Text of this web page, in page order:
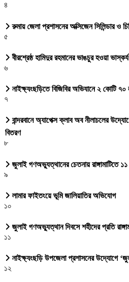
৪
রুমায় জেলা প্রশাসনের অক্সিজেন সিলিন্ডার ও
৫
বীরশ্রেষ্ঠ হামিদুর রহমানের ভাঙচুর হওয়া
৬
নাইক্ষ্যংছড়িতে বিজিবির অভিযানে ২ কোটি ৭০
৭
বান্দরবানে অ্যাপেক্স ক্লাব অব নীলাচলের
বিতরণ
৮
জুলাই গণঅভ্যুত্থানের চেতনায় রাঙ্গামাটিতে
৯
লামার ফাইতংয়ে ভূমি জালিয়াতির অভিযোগ
১০
জুলাই গণঅভ্যুত্থান দিবসে শহীদের প্রতি
১১
নাইক্ষ্যংছড়ি উপজেলা প্রশাসনের উদ্যোগে
১২